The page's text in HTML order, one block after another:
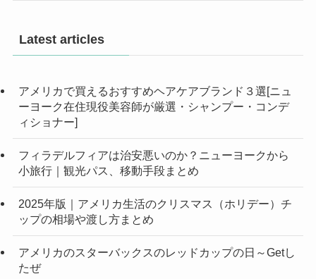
Latest articles
アメリカで買えるおすすめヘアケアブランド３選[ニュ
ーヨーク在住現役美容師が厳選・シャンプー・コンデ
ィショナー]
フィラデルフィアは治安悪いのか？ニューヨークから
小旅行｜観光パス、移動手段まとめ
2025年版｜アメリカ生活のクリスマス（ホリデー）チ
ップの相場や渡し方まとめ
アメリカのスターバックスのレッドカップの日～Getし
たぜ